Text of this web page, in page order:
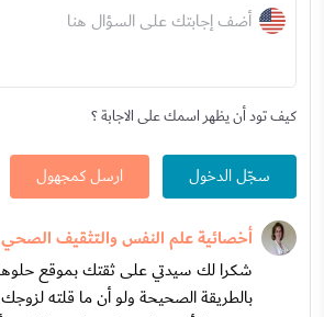
أضف إجابتك على السؤال هنا
كيف تود أن يظهر اسمك على الاجابة ؟
سجّل الدخول ارسل كمجهول
أخصائية علم النفس والتثقيف الصحي
شكرا لك سيدتي على ثقتك بموقع
بالطريقة الصحيحة ولو أن ما قلته